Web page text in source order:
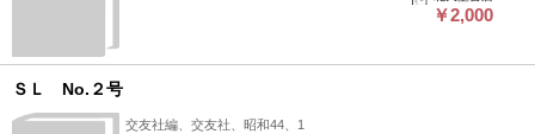
￥2,000
ＳＬ No.２号
交友社編、交友社、昭和44、1